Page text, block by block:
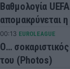
Βαθμολογία
απομακρύνεται
00:13 EUROLEAGUE
Ο…
του (Photos)